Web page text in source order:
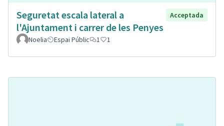
Seguretat escala lateral a
l'Ajuntament i carrer de les Penyes
Acceptada
Noelia Espai Públic 1 1